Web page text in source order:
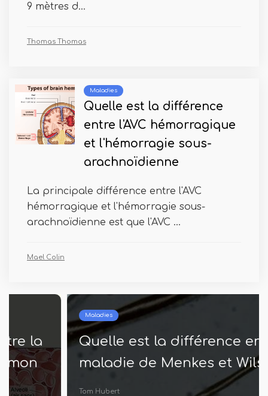
9 mètres d...
Thomas Thomas
Maladies
Quelle est la différence
entre l'AVC hémorragique
et l'hémorragie sous-
arachnoïdienne
La principale différence entre l'AVC
hémorragique et l'hémorragie sous-
arachnoïdienne est que l'AVC ...
Mael Colin
Quelle est la différence entre la
maladie de Menkes et Wilson
Tom Hubert